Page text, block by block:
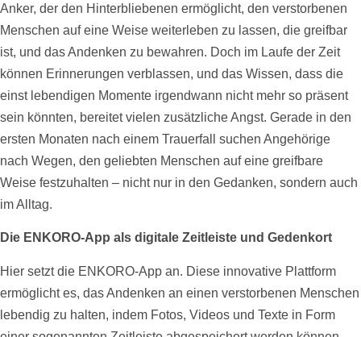
Anker, der den Hinterbliebenen ermöglicht, den verstorbenen
Menschen auf eine Weise weiterleben zu lassen, die greifbar
ist, und das Andenken zu bewahren. Doch im Laufe der Zeit
können Erinnerungen verblassen, und das Wissen, dass die
einst lebendigen Momente irgendwann nicht mehr so präsent
sein könnten, bereitet vielen zusätzliche Angst. Gerade in den
ersten Monaten nach einem Trauerfall suchen Angehörige
nach Wegen, den geliebten Menschen auf eine greifbare
Weise festzuhalten – nicht nur in den Gedanken, sondern auch
im Alltag.
Die ENKORO-App als digitale Zeitleiste und Gedenkort
Hier setzt die ENKORO-App an. Diese innovative Plattform
ermöglicht es, das Andenken an einen verstorbenen Menschen
lebendig zu halten, indem Fotos, Videos und Texte in Form